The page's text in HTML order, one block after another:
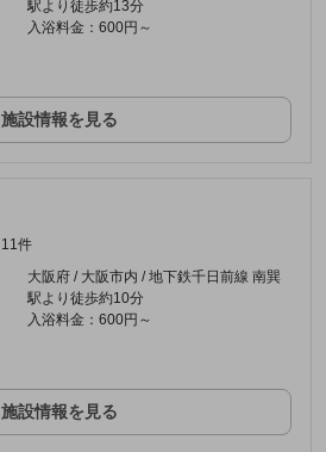
駅より徒歩約13分
入浴料金：600円～
施設情報を見る
11件
大阪府 / 大阪市内 / 地下鉄千日前線 南巽
駅より徒歩約10分
入浴料金：600円～
施設情報を見る